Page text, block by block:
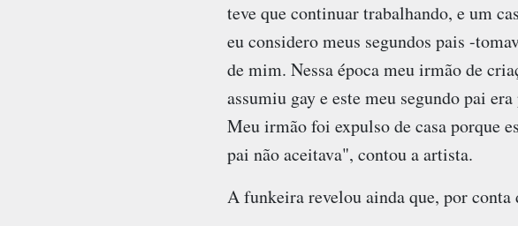
teve que continuar trabalhando, e um
eu considero meus segundos pais -
de mim. Nessa época meu irmão de
assumiu gay e este meu segundo pai era
Meu irmão foi expulso de casa porque
pai não aceitava", contou a artista.
A funkeira revelou ainda que, por